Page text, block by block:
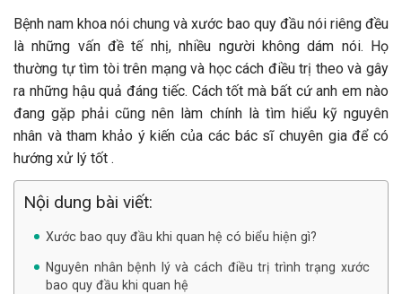
Bệnh nam khoa nói chung và xước bao quy đầu nói riêng đều
là những vấn đề tế nhị, nhiều người không dám nói. Họ
thường tự tìm tòi trên mạng và học cách điều trị theo và gây
ra những hậu quả đáng tiếc. Cách tốt mà bất cứ anh em nào
đang gặp phải cũng nên làm chính là tìm hiểu kỹ nguyên
nhân và tham khảo ý kiến của các bác sĩ chuyên gia để có
hướng xử lý tốt .
Nội dung bài viết:
Xước bao quy đầu khi quan hệ có biểu hiện gì?
Nguyên nhân bệnh lý và cách điều trị trình trạng xước
bao quy đầu khi quan hệ